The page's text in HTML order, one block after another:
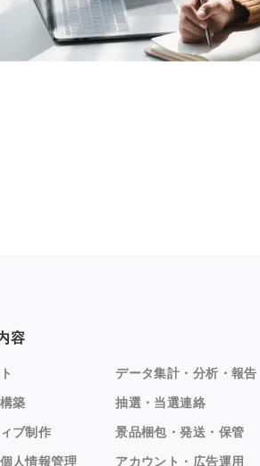
容
築
ブ制作
人情報管理
データ集計・分析・報告
抽選・当選連絡
景品梱包・発送・保管
アカウント・広告運用